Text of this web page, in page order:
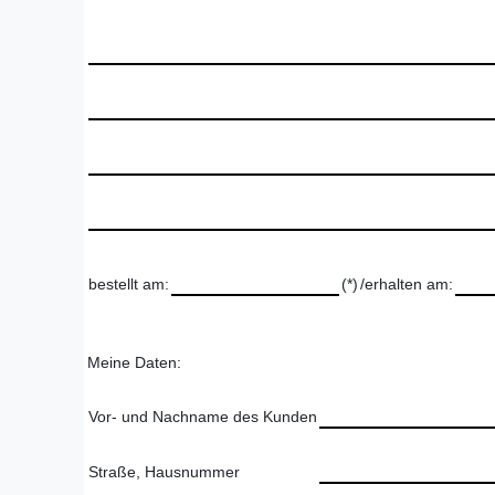
bestellt am: (*)/erhalten am:
Meine Daten:
Vor- und Nachname des Kunden
Straße, Hausnummer